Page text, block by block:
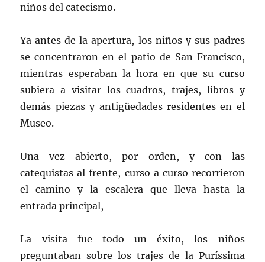
niños del catecismo.
Ya antes de la apertura, los niños y sus padres
se concentraron en el patio de San Francisco,
mientras esperaban la hora en que su curso
subiera a visitar los cuadros, trajes, libros y
demás piezas y antigüedades residentes en el
Museo.
Una vez abierto, por orden, y con las
catequistas al frente, curso a curso recorrieron
el camino y la escalera que lleva hasta la
entrada principal,
La visita fue todo un éxito, los niños
preguntaban sobre los trajes de la Puríssima